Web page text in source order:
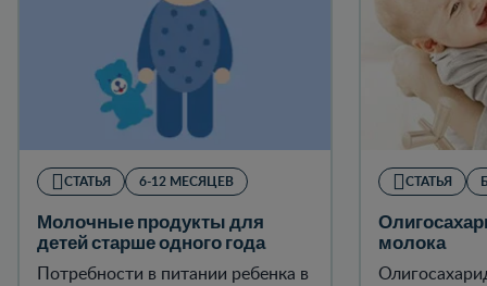
СТАТЬЯ 6-12 МЕСЯЦЕВ
Молочные продукты для
детей старше одного года
Потребности в питании ребенка в
СТАТЬЯ
молока